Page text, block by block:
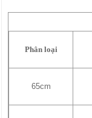
Phân loại
65cm